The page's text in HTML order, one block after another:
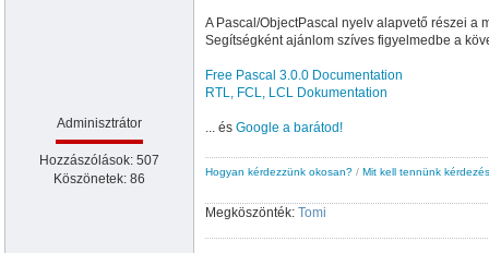
Adminisztrátor
Hozzászólások: 507
Köszönetek: 86
A Pascal/ObjectPascal nyelv alapvető részei a
Segítségként ajánlom szíves figyelmedbe a
Free Pascal 3.0.0 Documentation
RTL, FCL, LCL Dokumentation
... és Google a barátod!
Hogyan kérdezzünk okosan? / Mit kell tennünk
Megköszönték: Tomi